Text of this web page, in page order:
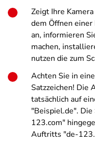
Zeigt Ihre
dem Öffnen
an, informieren
machen,
nutzen die zum
Achten Sie in
Satzzeichen! Die
tatsächlich auf
"Beispiel.de".
123.com"
Auftritts "de-